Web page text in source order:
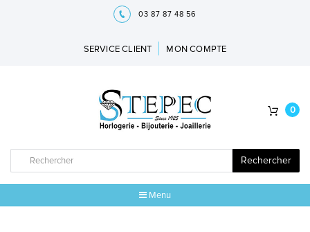
03 87 87 48 56
SERVICE CLIENT MON COMPTE
Rechercher
0
Menu